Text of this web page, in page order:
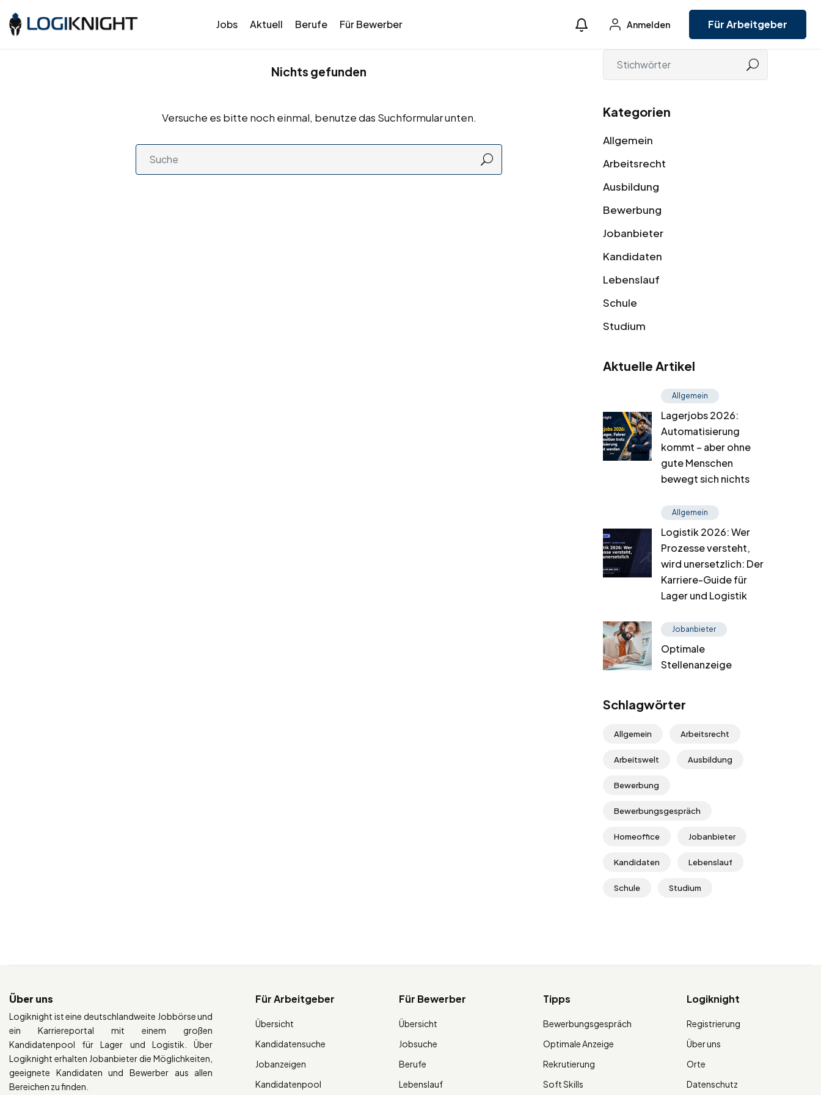
Jobs Aktuell Berufe Für Bewerber Anmelden Für Arbeitgeber
Nichts gefunden
Versuche es bitte noch einmal, benutze das Suchformular unten. Kategorien
Allgemein
Arbeitsrecht
Ausbildung
Bewerbung
Jobanbieter
Kandidaten
Lebenslauf
Schule
Studium
Aktuelle Artikel
Allgemein
Lagerjobs 2026:
Automatisierung
kommt – aber ohne
gute Menschen
bewegt sich nichts
Allgemein
Logistik 2026: Wer
Prozesse versteht,
wird unersetzlich: Der
Karriere-Guide für
Lager und Logistik
Jobanbieter
Optimale
Stellenanzeige
Schlagwörter
Allgemein Arbeitsrecht
Arbeitswelt Ausbildung
Bewerbung
Bewerbungsgespräch
Homeoffice Jobanbieter
Kandidaten Lebenslauf
Schule Studium
Über uns
Logiknight ist eine deutschlandweite Jobbörse und
ein Karriereportal mit einem großen
Kandidatenpool für Lager und Logistik. Über
Logiknight erhalten Jobanbieter die Möglichkeiten,
geeignete Kandidaten und Bewerber aus allen
Bereichen zu finden.
Für Arbeitgeber
Übersicht
Kandidatensuche
Jobanzeigen
Kandidatenpool
Für Bewerber
Übersicht
Jobsuche
Berufe
Lebenslauf
Tipps
Bewerbungsgespräch
Optimale Anzeige
Rekrutierung
Soft Skills
Logiknight
Registrierung
Über uns
Orte
Datenschutz